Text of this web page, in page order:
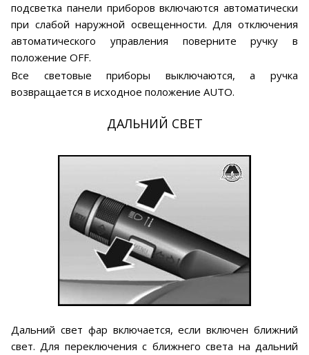
подсветка панели приборов включаются автоматически
при слабой наружной освещенности. Для отключения
автоматического управления поверните ручку в
положение OFF.
Все световые приборы выключаются, а ручка
возвращается в исходное положение AUTO.
ДАЛЬНИЙ СВЕТ
Дальний свет фар включается, если включен ближний
свет. Для переключения с ближнего света на дальний